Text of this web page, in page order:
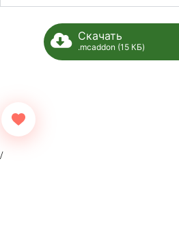
Скачать
.mcaddon (15 КБ)